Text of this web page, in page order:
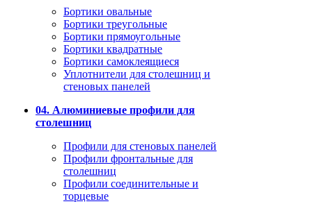
Бортики овальные
Бортики треугольные
Бортики прямоугольные
Бортики квадратные
Бортики самоклеящиеся
Уплотнители для столешниц и
стеновых панелей
04. Алюминиевые профили для
столешниц
Профили для стеновых панелей
Профили фронтальные для
столешниц
Профили соединительные и
торцевые